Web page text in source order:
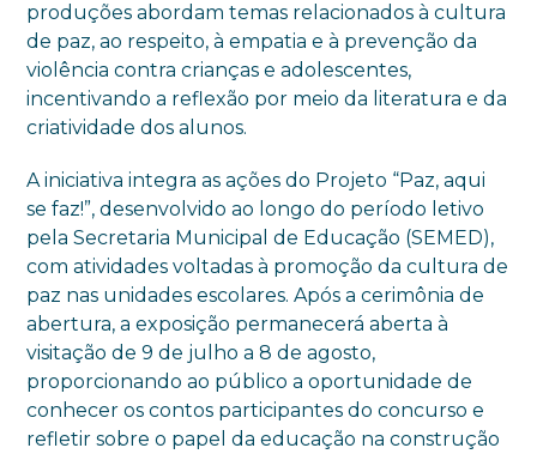
produções abordam temas relacionados à cultura
de paz, ao respeito, à empatia e à prevenção da
violência contra crianças e adolescentes,
incentivando a reflexão por meio da literatura e da
criatividade dos alunos.
A iniciativa integra as ações do Projeto “Paz, aqui
se faz!”, desenvolvido ao longo do período letivo
pela Secretaria Municipal de Educação (SEMED),
com atividades voltadas à promoção da cultura de
paz nas unidades escolares. Após a cerimônia de
abertura, a exposição permanecerá aberta à
visitação de 9 de julho a 8 de agosto,
proporcionando ao público a oportunidade de
conhecer os contos participantes do concurso e
refletir sobre o papel da educação na construção